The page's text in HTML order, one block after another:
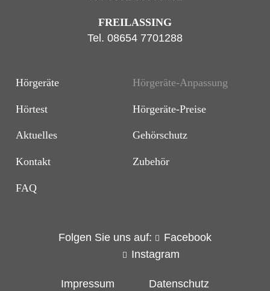
FREILASSING
Tel. 08654 7701288
Hörgeräte
Hörtest
Aktuelles
Kontakt
FAQ
Hörgeräte-Anpassung
Hörgeräte-Preise
Gehörschutz
Zubehör
Impressum Datenschutz
Folgen Sie uns auf:
Facebook
Instagram